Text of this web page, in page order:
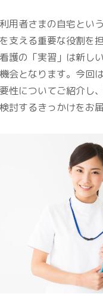
用者さまの自宅とい
支える重要な役割を
護の「実習」は新し
会となります。今回
性についてご紹介し
討するきっかけをお届